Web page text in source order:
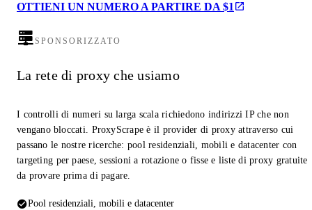
OTTIENI UN NUMERO A PARTIRE DA $1
SPONSORIZZATO
La rete di proxy che usiamo
I controlli di numeri su larga scala richiedono indirizzi IP che non
vengano bloccati. ProxyScrape è il provider di proxy attraverso cui
passano le nostre ricerche: pool residenziali, mobili e datacenter con
targeting per paese, sessioni a rotazione o fisse e liste di proxy gratuite
da provare prima di pagare.
Pool residenziali, mobili e datacenter